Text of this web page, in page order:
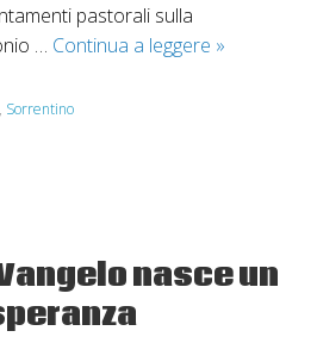
pastorali sulla
… Continua a leggere Corsi
»
, Sorrentino
nasce un